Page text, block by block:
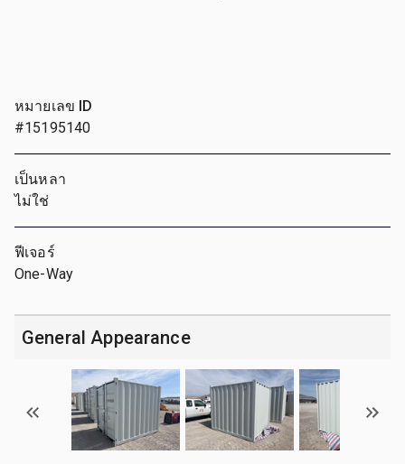
หมายเลข ID
#15195140
เป็นหลา
ไม่ใช่
ฟีเจอร์
One-Way
General Appearance